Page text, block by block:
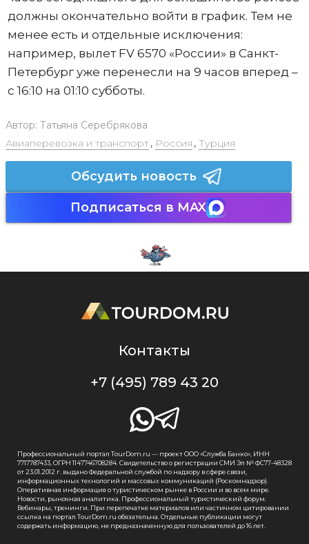
должны окончательно войти в график. Тем не
менее есть и отдельные исключения:
например, вылет FV 6570 «России» в Санкт-
Петербург уже перенесли на 9 часов вперед –
с 16:10 на 01:10 субботы.
Автор: Татьяна Серебрякова
Авиаперевозка и транспорт, Россия , Турция
Обсудить новость
Подписаться в MAX
Контакты
+7 (495) 789 43 20
Профессиональный портал TourDom.ru — проект ООО «Служба Банко», ИНН
7717787433, ОГРН 1147746708284. Свидетельство о регистрации СМИ Эл № ФС77-48328
от 23.01.2012 г. выдано Федеральной службой по надзору в сфере связи,
информационных технологий и массовых коммуникаций (Роскомнадзор).
Оперативная информация о туристическом рынке в России и во всем мире.
Новости, рыночная аналитика. Профессиональный туристический форум.
Вебинары, тренинги. При перепечатке материалов или частичном цитировании
ссылка на портал TourDom.ru обязательна. Отдельные публикации могут
содержать информацию, не предназначенную для пользователей до 16 лет.